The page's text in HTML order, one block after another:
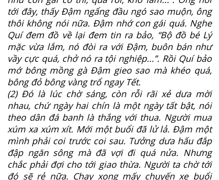
tới đây, thấy Đậm ngẩng đầu ngó sao muộn, ông
thôi không nói nữa. Đậm nhớ con gái quá. Nghe
Quí đem đồ về lại đem tin ra bảo, “Bộ đồ bé Lý
mặc vừa lắm, nó đòi ra với Đậm, buôn bán như
vầy cực quá, chở nó ra tội nghiệp...”. Rồi Quí bảo
mớ bông mồng gà Đậm gieo sao mà khéo quá,
bông đỏ bông vàng trổ ngay Tết.
(2) Đó là lúc chờ sáng, còn rỗi rãi xẻ dưa mời
nhau, chứ ngày hai chín là một ngày tất bật, nói
theo dân đá banh là thắng với thua. Người mua
xúm xa xúm xít. Mới một buổi đã lử lả. Đậm một
mình phải coi trước coi sau. Tưởng dưa hấu đắp
đập ngăn sông mà đã vợi đi quá nửa. Nhưng
chắc phải đợi cho tới giao thừa. Người ta chờ tới
đó sẽ rẻ nữa. Chạy xong mấy chuyến xe buổi